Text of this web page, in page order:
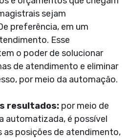
sejam
preferência, em um
Esse
o poder de solucionar
de atendimento e eliminar
por meio da automação.
resultados: por meio de
automatizada, é possível
as posições de atendimento,